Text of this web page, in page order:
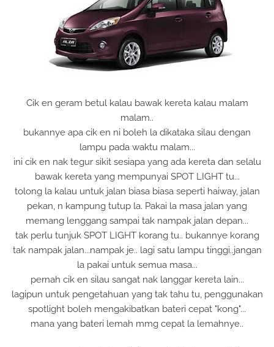
Cik en geram betul kalau bawak kereta kalau malam
malam..
bukannye apa cik en ni boleh la dikataka silau dengan
lampu pada waktu malam...
ini cik en nak tegur sikit sesiapa yang ada kereta dan selalu
bawak kereta yang mempunyai SPOT LIGHT tu...
tolong la kalau untuk jalan biasa biasa seperti haiway, jalan
pekan, n kampung tutup la. Pakai la masa jalan yang
memang lenggang sampai tak nampak jalan depan...
tak perlu tunjuk SPOT LIGHT korang tu.. bukannye korang
tak nampak jalan...nampak je.. lagi satu lampu tinggi..jangan
la pakai untuk semua masa...
pernah cik en silau sangat nak langgar kereta lain...
lagipun untuk pengetahuan yang tak tahu tu, penggunakan
spotlight boleh mengakibatkan bateri cepat "kong"...
mana yang bateri lemah mmg cepat la lemahnye..